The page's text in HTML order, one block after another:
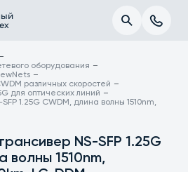
оборудования
различных скоростей
для оптических линий
1.25G CWDM, длина волны 1510nm,
NS-SFP 1.25G
волны 1510nm,